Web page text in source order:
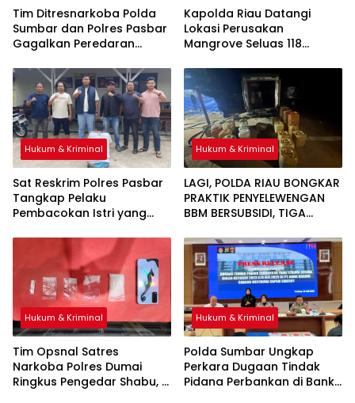
Tim Ditresnarkoba Polda
Sumbar dan Polres Pasbar
Gagalkan Peredaran
Kering Siap Edar Disita
Kapolda Riau Datangi
Lokasi Perusakan
Mangrove Seluas 118
Ditangkap
Hukum & Kriminal
Sat Reskrim Polres Pasbar
Tangkap Pelaku
Pembacokan Istri yang
Hukum & Kriminal
LAGI, POLDA RIAU BONGKAR
PRAKTIK PENYELEWENGAN
BBM BERSUBSIDI, TIGA
TANGKI DIAMANKAN
Hukum & Kriminal
Tim Opsnal Satres
Narkoba Polres Dumai
Ringkus Pengedar Shabu, 5
Hukum & Kriminal
Polda Sumbar Ungkap
Perkara Dugaan Tindak
Pidana Perbankan di Bank